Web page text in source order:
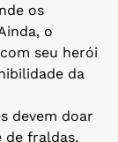
os
o
seu herói
da
devem doar
de fraldas,